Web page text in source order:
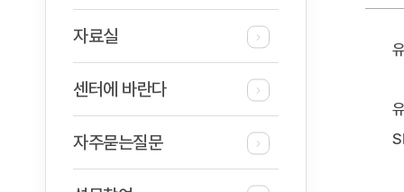
자료실
센터에 바란다
자주묻는질문